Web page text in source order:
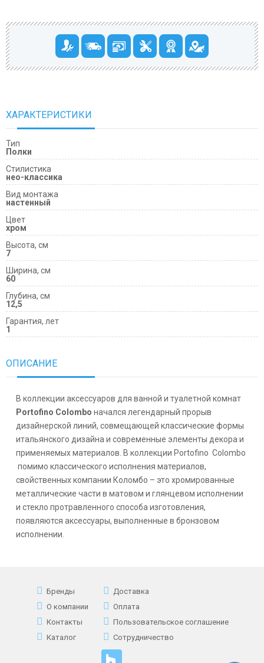
ХАРАКТЕРИСТИКИ
Тип
Полки
Cтилистика
нео-классика
Вид монтажа
настенный
Цвет
хром
Высота, см
7
Ширина, см
60
Глубина, см
12,5
Гарантия, лет
1
ОПИСАНИЕ
В коллекции аксессуаров для ванной и туалетной комнат
Portofino Colombo начался легендарный прорыв
дизайнерской линий, совмещающей классические формы
итальянского дизайна и современные элементы декора и
применяемых материалов. В коллекции Portofino Colombo
помимо классического исполнения материалов,
свойственных компании Коломбо – это хромированные
металлические части в матовом и глянцевом исполнении
и стекло протравленного способа изготовления,
появляются аксессуары, выполненные в бронзовом
исполнении.
Бренды
О компании
Контакты
Каталог
Доставка
Оплата
Пользовательское соглашение
Сотрудничество